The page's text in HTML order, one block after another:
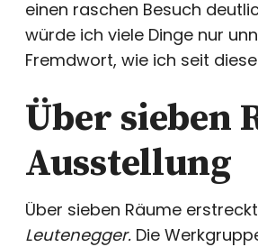
einen raschen Besuch
würde ich viele Dinge nur
Fremdwort, wie ich seit
Über sieben
Ausstellung
Über sieben Räume
Leutenegger. Die